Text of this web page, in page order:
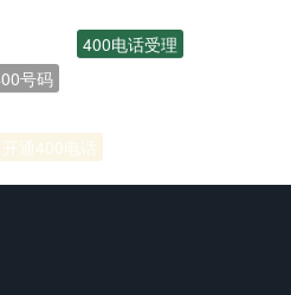
开通400电话
400电话受理
号码